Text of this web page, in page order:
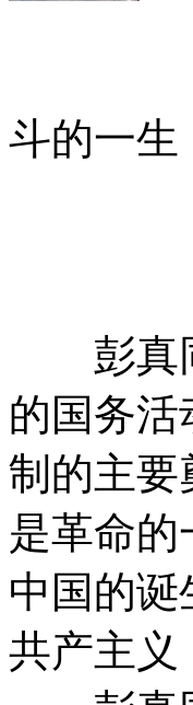
第六
斗的一生
（新
彭真同
的国务
制的主要
是革命
中国的
共产主义